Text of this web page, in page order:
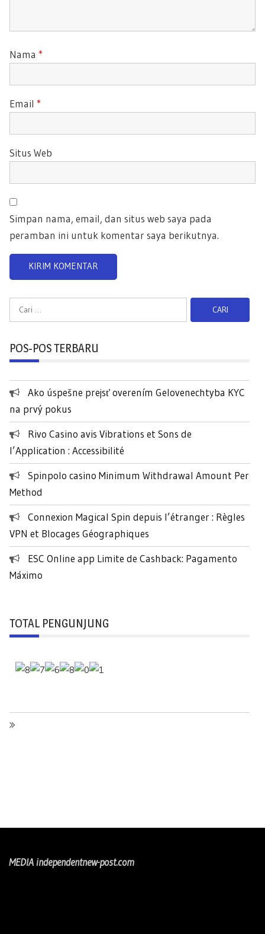
Nama *
Email *
Situs Web
Simpan nama, email, dan situs web saya pada
peramban ini untuk komentar saya berikutnya.
a
n
t
u
k
:
POS-POS TERBARU
Ako úspešne prejsť overením Gelovenechtyba KYC
na prvý pokus
Rivo Casino avis Vibrations et Sons de
l’Application : Accessibilité
Spinpolo casino Minimum Withdrawal Amount Per
Method
Connexion Magical Spin depuis l’étranger : Règles
VPN et Blocages Géographiques
ESC Online app Limite de Cashback: Pagamento
Máximo
TOTAL PENGUNJUNG
MEDIA independentnew-post.com